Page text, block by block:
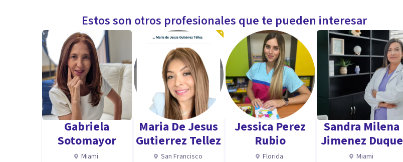
Estos son otros profesionales que te pueden interesar
Gabriela
Sotomayor
Miami
Maria De Jesus
Gutierrez Tellez
San Francisco
Jessica Perez
Rubio
Florida
Sandra Milena
Jimenez Duque
Miami